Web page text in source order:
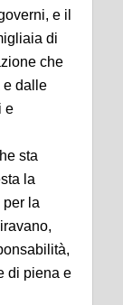
e il
di
che
e dalle
e
sta
la
la
di piena e